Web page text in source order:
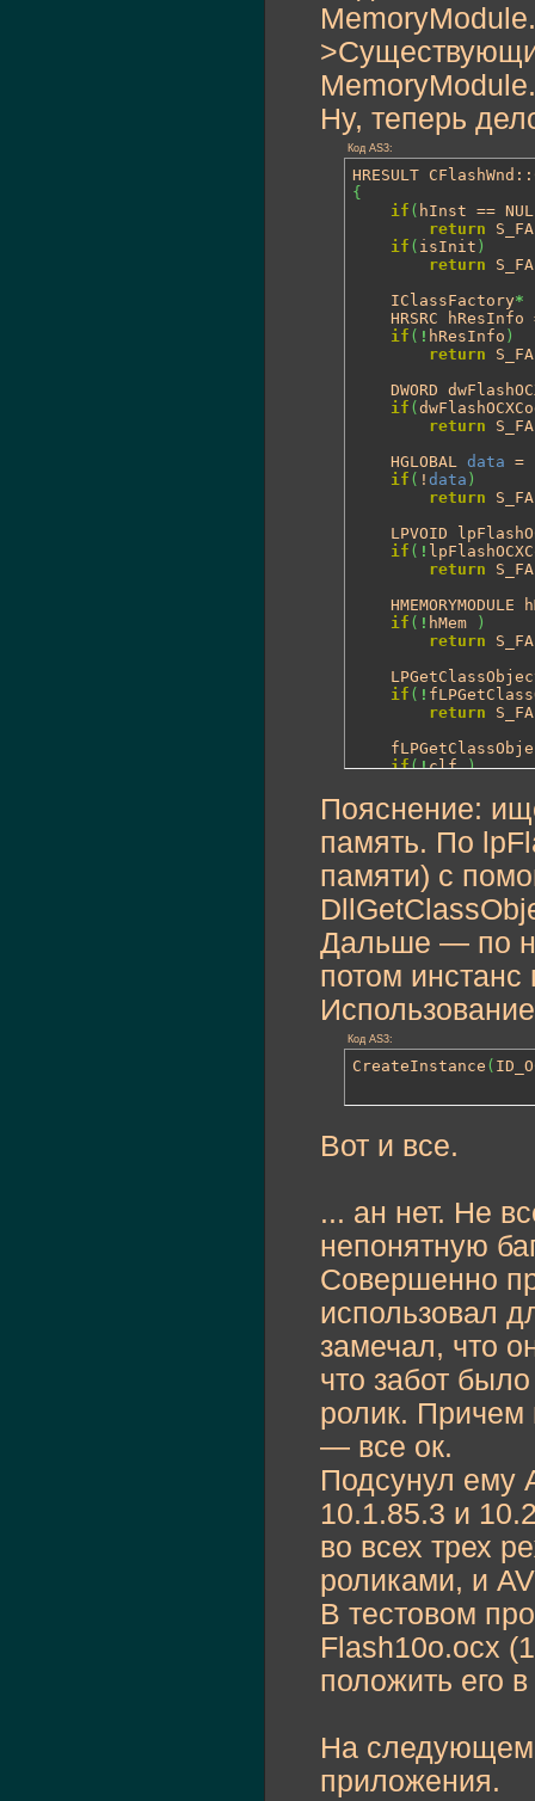
Ну, теперь
Код AS3:
HRESULT
{
if ( hInst ==
return
if ( isInit )
return
	IClassFactory
*
HRSRC
if ( ! hResInfo )
return
DWORD
if (
return
	HGLOBAL
data =
if ( ! data )
return
LPVOID
if ( !
return
HMEMORYMODULE
if ( ! hMem
)
return
if ( !
return
if(!clf )
HRESULT hr =
	clf->Release
() ;
	isInit = hr == S_OK;
return hr;
}
Пояснение:
память. По
памяти) с
Дальше — по
потом инстанс
Код AS3:
CreateInstance (
Вот и все.
... ан нет. Не
непонятную
Совершенно
использовал
замечал, что
что забот
ролик. Причем
— все ок.
Подсунул ему
10.1.85.3 и
во всех трех
роликами, и
В тестовом
Flash10o.ocx
положить его
На следующем
приложения.